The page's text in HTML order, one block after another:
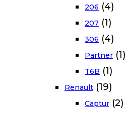
206 (4)
207 (1)
306 (4)
Partner (1)
T6B (1)
Renault (19)
Captur (2)